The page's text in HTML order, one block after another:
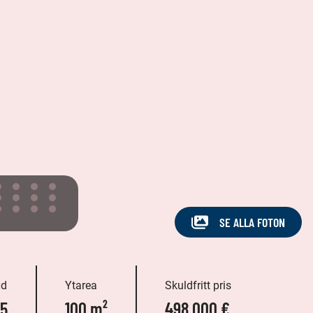
SE ALLA FOTON
Ytarea
100 m²
Skuldfritt pris
498 000 €